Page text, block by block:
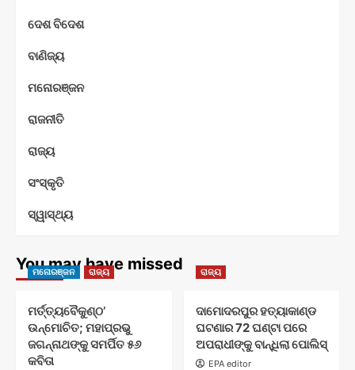
ଦେଶ ବିଦେଶ
ବାଣିଜ୍ୟ
ମନୋରଞ୍ଜନ
ରାଜନୀତି
ରାଜ୍ୟ
ସଂସ୍କୃତି
ସ୍ୱାସ୍ଥ୍ୟ
You may have missed
ମନୋରଞ୍ଜନ ରାଜ୍ୟ
ମର୍ତ୍ତ୍ୟବୈକୁଣ୍ଠ’
ଉନ୍ମୋଚିତ; ମହାପ୍ରଭୁ
ଜଗନ୍ନାଥଙ୍କୁ ସମର୍ପିତ ୫୬
କବିତା
ରାଜ୍ୟ
ଦାମୋଦରପୁର ହତ୍ୟାକାଣ୍ଡ
ଘଟଣାର 72 ଘଣ୍ଟା ପରେ
ଅପରାଧୀଙ୍କୁ ବାନ୍ଧିଲା ପୋଲିସ୍
EPA editor